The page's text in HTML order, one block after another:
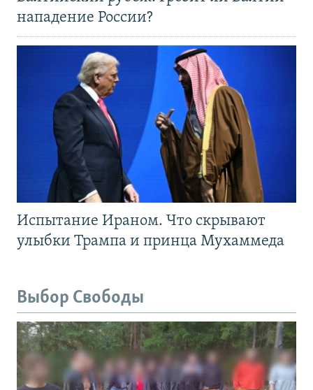
нападение России?
Испытание Ираном. Что скрывают
улыбки Трампа и принца Мухаммеда
Выбор Свободы